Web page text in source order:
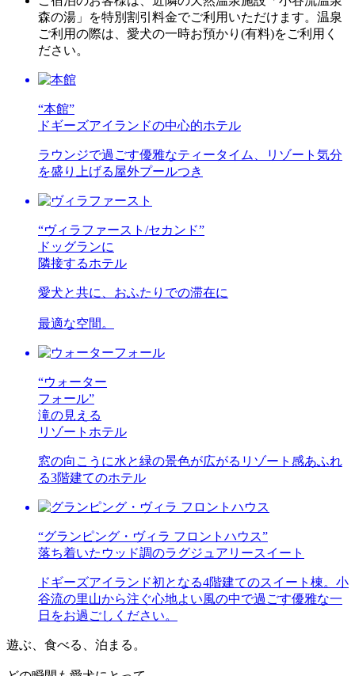
森の湯」を特別割引料金でご利用いただけます。温泉
ご利用の際は、愛犬の一時お預かり(有料)をご利用く
ださい。
“本館”
ドギーズアイランドの中心的ホテル
ラウンジで過ごす優雅なティータイム、リゾート気分
を盛り上げる屋外プールつき
“ヴィラファースト/セカンド”
ドッグランに
隣接するホテル
愛犬と共に、おふたりでの滞在に
最適な空間。
“ウォーター
フォール”
滝の見える
リゾートホテル
窓の向こうに水と緑の景色が広がるリゾート感あふれ
る3階建てのホテル
“グランピング・ヴィラ フロントハウス”
落ち着いたウッド調のラグジュアリースイート
ドギーズアイランド初となる4階建てのスイート棟。小
谷流の里山から注ぐ心地よい風の中で過ごす優雅な一
日をお過ごしください。
遊ぶ、食べる、泊まる。